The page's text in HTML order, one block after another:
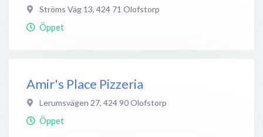
Ströms Väg 13, 424 71 Olofstorp
Öppet
Amir's Place Pizzeria
Lerumsvägen 27, 424 90Olofstorp
Öppet